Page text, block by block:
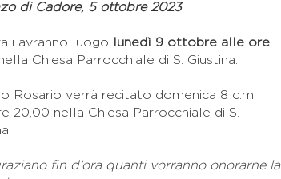
di Cadore, 5 ottobre 2023
avranno luogo
lunedì 9 ottobre alle ore
Chiesa Parrocchiale di S. Giustina.
Rosario verrà recitato domenica 8 c.m.
20,00 nella Chiesa Parrocchiale di S.
fin d’ora quanti vorranno onorarne la